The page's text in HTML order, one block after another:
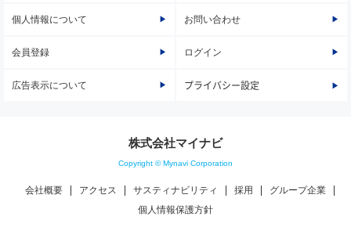
個人情報について お問い合わせ
会員登録 ログイン
広告表示について プライバシー設定
株式会社マイナビ
Copyright © Mynavi Corporation
会社概要 アクセス サスティナビリティ 採用
グループ企業
個人情報保護方針